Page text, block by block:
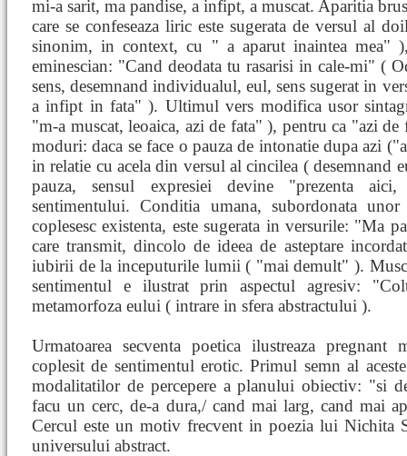
mi-a sarit, ma pandise, a infipt, a muscat. Aparitia
care se confeseaza liric este sugerata de versul al
sinonim, in context, cu " a aparut inaintea mea"
eminescian: "Cand deodata tu rasarisi in cale-mi" (
sens, desemnand individualul, eul, sens sugerat in
a infipt in fata" ). Ultimul vers modifica usor
"m-a muscat, leoaica, azi de fata" ), pentru ca "azi
moduri: daca se face o pauza de intonatie dupa azi
in relatie cu acela din versul al cincilea ( desemnand
pauza, sensul expresiei devine "prezenta aici,
sentimentului. Conditia umana, subordonata
coplesesc existenta, este sugerata in versurile: "Ma
care transmit, dincolo de ideea de asteptare
iubirii de la inceputurile lumii ( "mai demult" ).
sentimentul e ilustrat prin aspectul agresiv:
metamorfoza eului ( intrare in sfera abstractului ).
Urmatoarea secventa poetica ilustreaza pregnant
coplesit de sentimentul erotic. Primul semn al
modalitatilor de percepere a planului obiectiv: "si
facu un cerc, de-a dura,/ cand mai larg, cand mai
Cercul este un motiv frecvent in poezia lui Nichita
universului abstract.